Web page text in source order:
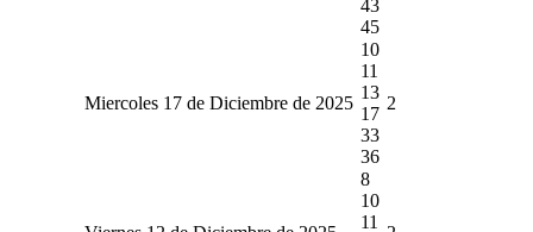
43
45
Miercoles 17 de Diciembre de 2025
10
11
13
17
33
36
2
8
10
11